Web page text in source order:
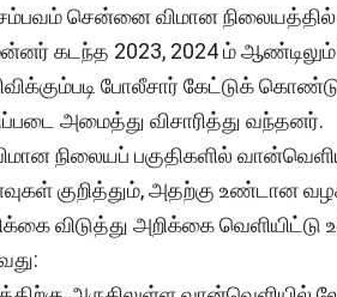
சென்னை விமான நிலையத்தில்
கடந்த 2023, 2024 ம்
போலீசார் கேட்டுக்
அமைத்து விசாரித்து வந்தனர்.
நிலையப் பகுதிகளில்
குறித்தும், அதற்கு உண்டான
விடுத்து அறிக்கை வெளியிட்டு